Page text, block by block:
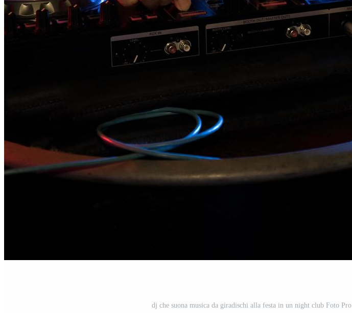
dj che suona musica da giradischi alla festa in un night club Foto Pro